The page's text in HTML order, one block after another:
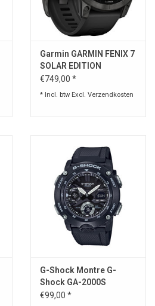
Garmin GARMIN FENIX ​​7
SOLAR EDITION
SMARTWATCH
€749,00 *
* Incl. btw Excl. Verzendkosten
G-Shock Montre G-
Shock GA-2000S
€99,00 *